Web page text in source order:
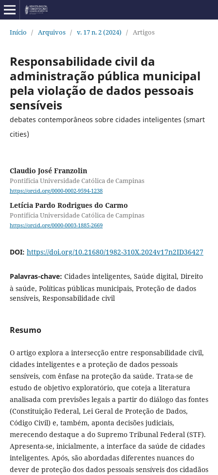
Início / Arquivos / v. 17 n. 2 (2024) / Artigos
Responsabilidade civil da
administração pública municipal
pela violação de dados pessoais
sensíveis
debates contemporâneos sobre cidades inteligentes (smart
cities)
Claudio José Franzolin
Pontifícia Universidade Católica de Campinas
https://orcid.org/0000-0002-9594-1238
Letícia Pardo Rodrigues do Carmo
Pontifícia Universidade Católica de Campinas
https://orcid.org/0000-0003-1885-2669
DOI: https://doi.org/10.21680/1982-310X.2024v17n2ID36427
Palavras-chave: Cidades inteligentes, Saúde digital, Direito
à saúde, Políticas públicas municipais, Proteção de dados
sensíveis, Responsabilidade civil
Resumo
O artigo explora a intersecção entre responsabilidade civil,
cidades inteligentes e a proteção de dados pessoais
sensíveis, com ênfase na proteção da saúde. Trata-se de
estudo de objetivo exploratório, que coteja a literatura
analisada com previsões legais a partir do diálogo das fontes
(Constituição Federal, Lei Geral de Proteção de Dados,
Código Civil) e, também, aponta decisões judiciais,
merecendo destaque a do Supremo Tribunal Federal (STF).
Apresenta-se, inicialmente, a interface da saúde de cidades
inteligentes. Após, são abordadas diferentes nuances do
dever de proteção dos dados pessoais sensíveis dos cidadãos